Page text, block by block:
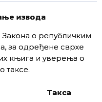
извода
о републичким
за одређене сврхе
књига и уверења о
таксе.
Такса